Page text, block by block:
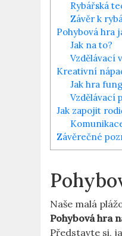
Rybářská
Závěr k
Pohybová hra
Jak na to?
Vzdělávací
Kreativní
Jak hra
Vzdělávací
Jak zapojit
Závěrečné
Naše malá
Pohybová hra
Představte si,